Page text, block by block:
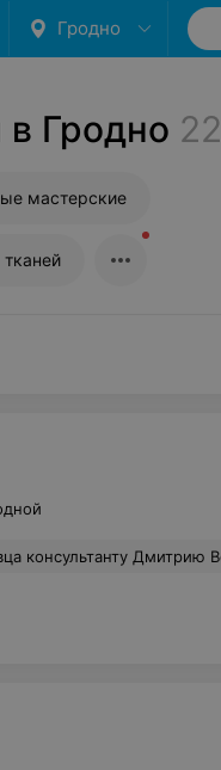
Гродно
Гродно 22
мастерские
но Дмитрий мне все вежливо объяснил и подскал какое лучше купить, огромное вам за это спасибо. Побольше бы таких людей,